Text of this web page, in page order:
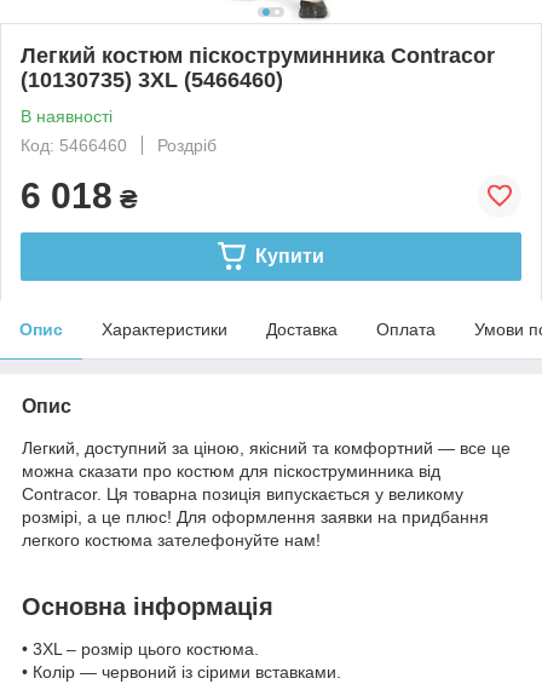
Легкий костюм піскоструминника Contracor
(10130735) 3XL (5466460)
В наявності
Код: 5466460
Роздріб
6 018 ₴
Купити
Опис Характеристики Доставка Оплата Умови
Опис
Легкий, доступний за ціною, якісний та комфортний — все це
можна сказати про костюм для піскоструминника від
Contracor. Ця товарна позиція випускається у великому
розмірі, а це плюс! Для оформлення заявки на придбання
легкого костюма зателефонуйте нам!
Основна інформація
• 3XL – розмір цього костюма.
• Колір — червоний із сірими вставками.